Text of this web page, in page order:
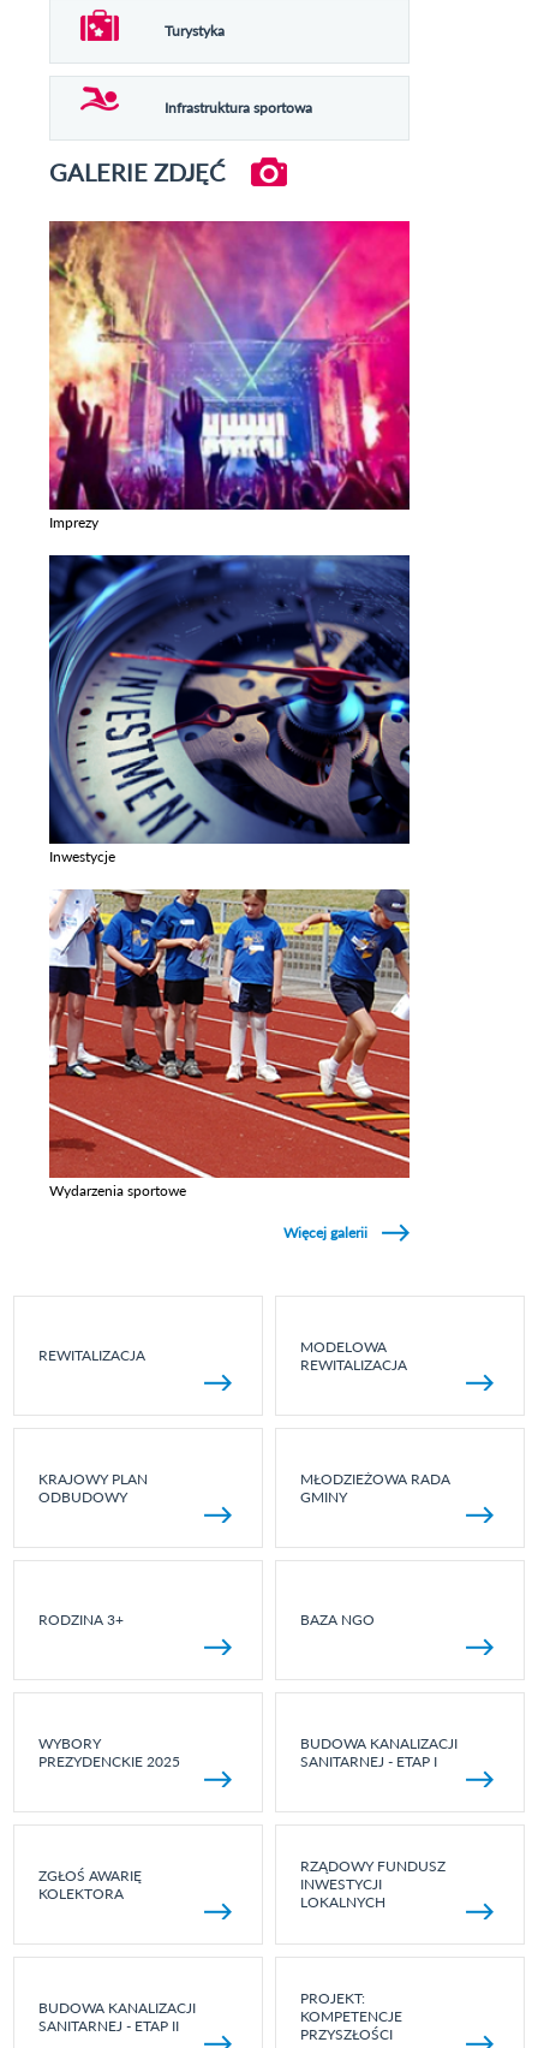
Turystyka
Infrastruktura sportowa
GALERIE ZDJĘĆ
Imprezy
Inwestycje
Wydarzenia sportowe
Więcej galerii
REWITALIZACJA
MODELOWA
REWITALIZACJA
KRAJOWY PLAN
ODBUDOWY
MŁODZIEŻOWA RADA
GMINY
RODZINA 3+ BAZA NGO
WYBORY
PREZYDENCKIE 2025
BUDOWA KANALIZACJI
SANITARNEJ - ETAP I
ZGŁOŚ AWARIĘ
KOLEKTORA
RZĄDOWY FUNDUSZ
INWESTYCJI
LOKALNYCH
BUDOWA KANALIZACJI
SANITARNEJ - ETAP II
PROJEKT:
KOMPETENCJE
PRZYSZŁOŚCI